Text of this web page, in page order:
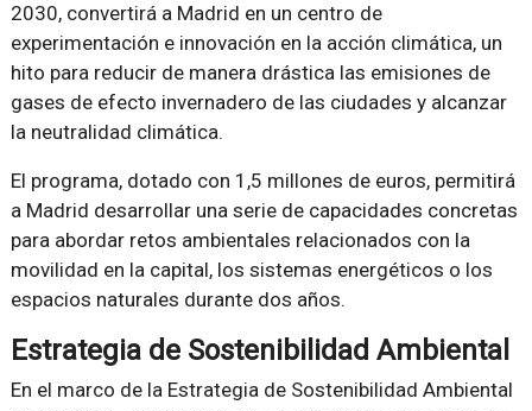
2030, convertirá a Madrid en un centro de
experimentación e innovación en la acción climática, un
hito para reducir de manera drástica las emisiones de
gases de efecto invernadero de las ciudades y alcanzar
la neutralidad climática.
El programa, dotado con 1,5 millones de euros, permitirá
a Madrid desarrollar una serie de capacidades concretas
para abordar retos ambientales relacionados con la
movilidad en la capital, los sistemas energéticos o los
espacios naturales durante dos años.
Estrategia de Sostenibilidad Ambiental
En el marco de la Estrategia de Sostenibilidad Ambiental